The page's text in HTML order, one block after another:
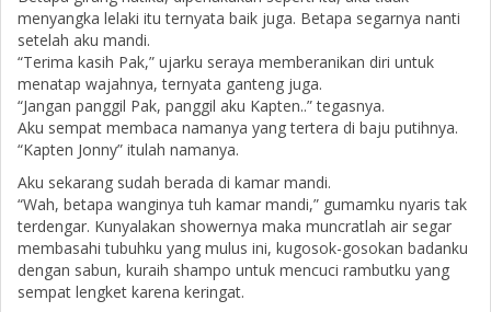
menyangka lelaki itu ternyata baik juga. Betapa segarnya nanti
setelah aku mandi.
“Terima kasih Pak,” ujarku seraya memberanikan diri untuk
menatap wajahnya, ternyata ganteng juga.
“Jangan panggil Pak, panggil aku Kapten..” tegasnya.
Aku sempat membaca namanya yang tertera di baju putihnya.
“Kapten Jonny” itulah namanya.
Aku sekarang sudah berada di kamar mandi.
“Wah, betapa wanginya tuh kamar mandi,” gumamku nyaris tak
terdengar. Kunyalakan showernya maka muncratlah air segar
membasahi tubuhku yang mulus ini, kugosok-gosokan badanku
dengan sabun, kuraih shampo untuk mencuci rambutku yang
sempat lengket karena keringat.